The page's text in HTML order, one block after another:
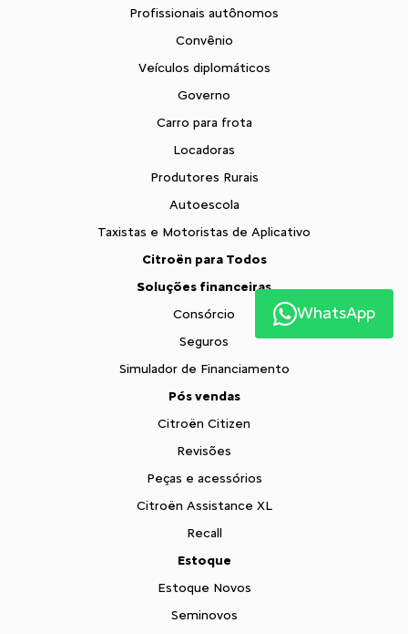
Profissionais autônomos
Convênio
Veículos diplomáticos
Governo
Carro para frota
Locadoras
Produtores Rurais
Autoescola
Taxistas e Motoristas de Aplicativo
Citroën para Todos
Soluções financeiras
Consórcio
Seguros
Simulador de Financiamento
Pós vendas
Citroën Citizen
Revisões
Peças e acessórios
Citroën Assistance XL
Recall
Estoque
Estoque Novos
Seminovos
WhatsApp